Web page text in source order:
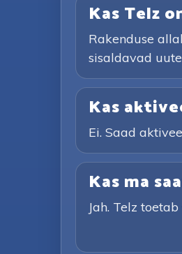
Kas Telz
Rakenduse
sisaldavad
Kas
Ei. Saad
Kas ma
Jah. Telz